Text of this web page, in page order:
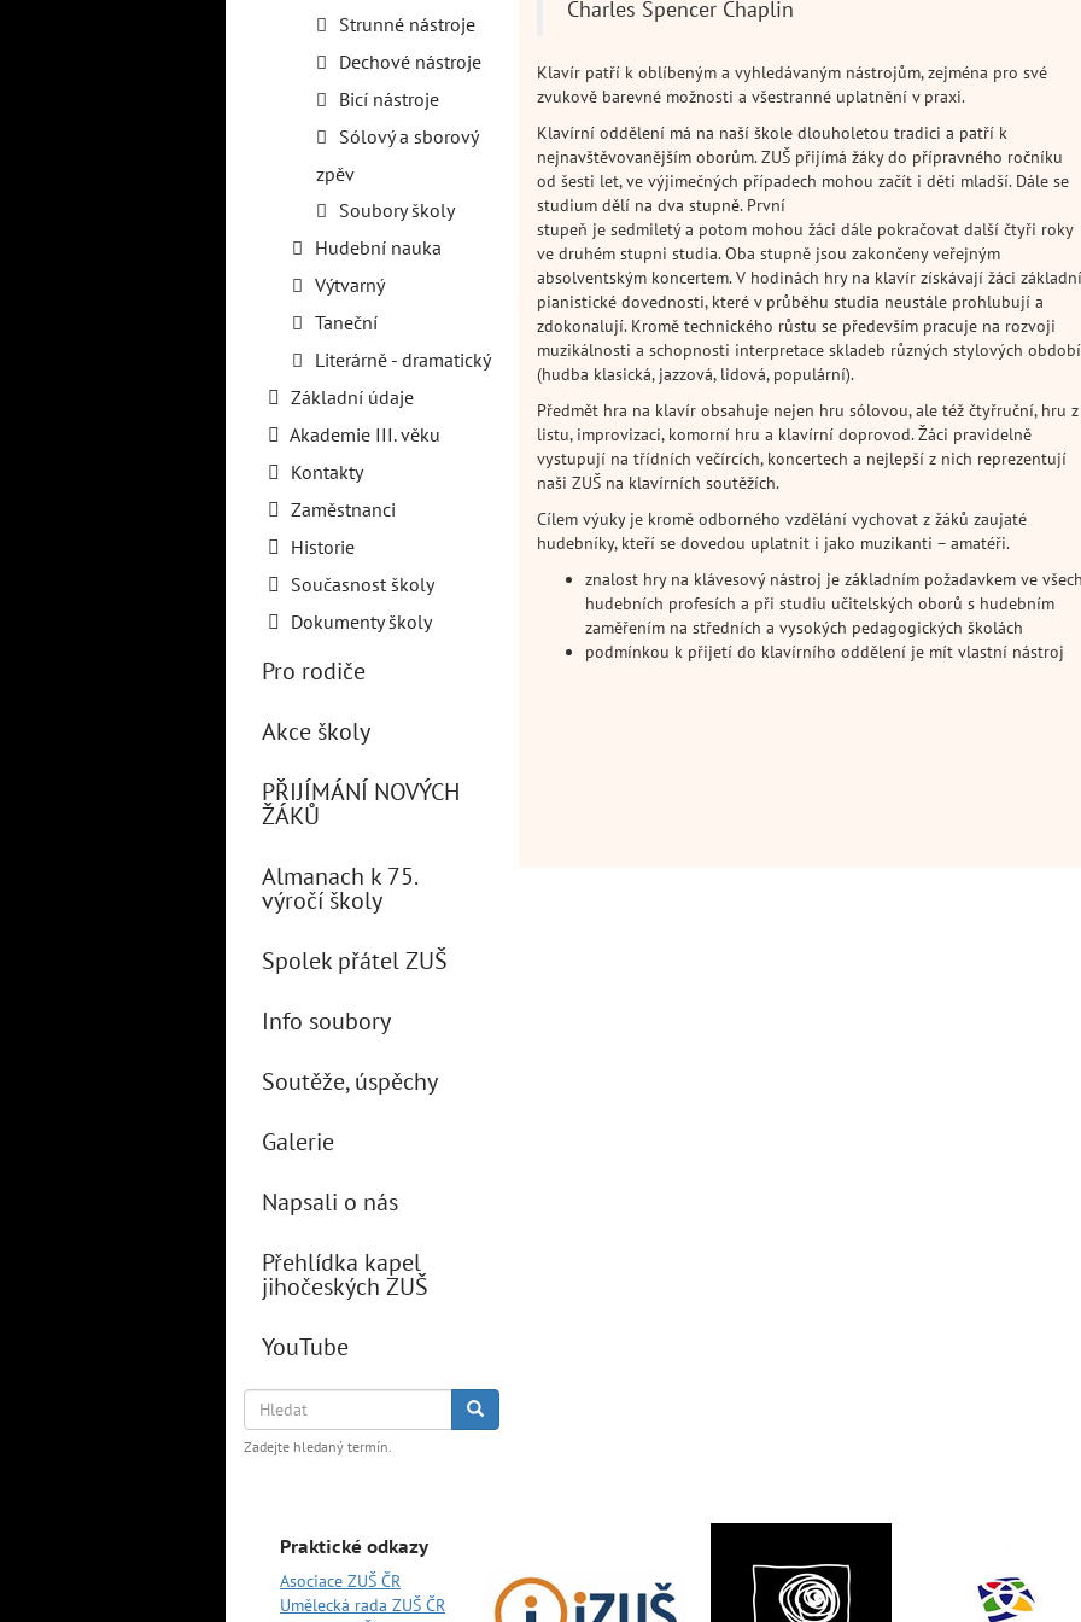
Strunné nástroje
Dechové nástroje
Bicí nástroje
Sólový a sborový
zpěv
Soubory školy
Hudební nauka
Výtvarný
Taneční
Literárně - dramatický
Základní údaje
Akademie III. věku
Kontakty
Zaměstnanci
Historie
Současnost školy
Dokumenty školy
Pro rodiče
Akce školy
PŘIJÍMÁNÍ NOVÝCH
ŽÁKŮ
Almanach k 75.
výročí školy
Spolek přátel ZUŠ
Info soubory
Soutěže, úspěchy
Galerie
Napsali o nás
Přehlídka kapel
jihočeských ZUŠ
YouTube
Hledat Hledat
Zadejte hledaný termín.
Charles Spencer Chaplin
Klavír patří k oblíbeným a vyhledávaným nástrojům, zejména pro své
zvukově barevné možnosti a všestranné uplatnění v praxi.
Klavírní oddělení má na naší škole dlouholetou tradici a patří k
nejnavštěvovanějším oborům. ZUŠ přijímá žáky do přípravného ročníku
od šesti let, ve výjimečných případech mohou začít i děti mladší. Dále se
studium dělí na dva stupně. První
stupeň je sedmiletý a potom mohou žáci dále pokračovat další čtyři roky
ve druhém stupni studia. Oba stupně jsou zakončeny veřejným
absolventským koncertem. V hodinách hry na klavír získávají žáci základní
pianistické dovednosti, které v průběhu studia neustále prohlubují a
zdokonalují. Kromě technického růstu se především pracuje na rozvoji
muzikálnosti a schopnosti interpretace skladeb různých stylových období
(hudba klasická, jazzová, lidová, populární).
Předmět hra na klavír obsahuje nejen hru sólovou, ale též čtyřruční, hru z
listu, improvizaci, komorní hru a klavírní doprovod. Žáci pravidelně
vystupují na třídních večírcích, koncertech a nejlepší z nich reprezentují
naši ZUŠ na klavírních soutěžích.
Cílem výuky je kromě odborného vzdělání vychovat z žáků zaujaté
hudebníky, kteří se dovedou uplatnit i jako muzikanti – amatéři.
znalost hry na klávesový nástroj je základním požadavkem ve
hudebních​ profesích a při studiu učitelských oborů s hudebním
zaměřením na středních a vysokých​ pedagogických školách
podmínkou k přijetí do klavírního oddělení je mít vlastní nástroj
Praktické odkazy
Asociace ZUŠ ČR
Umělecká rada ZUŠ ČR